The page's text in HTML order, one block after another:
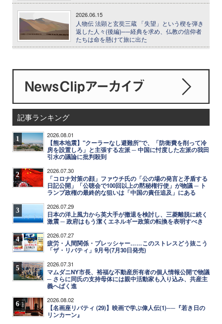
2026.06.15
人物伝 法顕と玄奘三蔵 「失望」という楔を弾き
返した人々(後編)──経典を求め、仏教の信仰者
たちは命を懸けて旅に出た
記事ランキング
1 2026.08.01
【熊本地震】"クーラーなし避難所"で、「防衛費を削って冷
房を設置しろ」と主張する左派 ─ 中国に忖度した左派の我田
引水の議論に批判殺到
2 2026.07.30
「コロナ対策の顔」ファウチ氏の「公の場の発言と矛盾する
日記公開」「公聴会で100回以上の黙秘権行使」が物議 ─ ト
ランプ政権の最終的な狙いは「中国の責任追及」にある
3 2026.07.29
日本の洋上風力から英大手が撤退を検討し、三菱離脱に続く
激震 ─ 政府はもう潔くエネルギー政策の転換を表明すべき
4 2026.07.27
疲労・人間関係・プレッシャー……このストレスどう抜こう
「ザ・リバティ」9月号(7月30日発売)
5 2026.07.31
マムダニNY市長、裕福な不動産所有者の個人情報公開で物議
─ さらに同氏の支持母体には親中活動家も入り込み、共産主
義へばく進
6 2026.08.02
【名画座リバティ (29)】映画で学ぶ偉人伝(1)──『若き日の
リンカーン』